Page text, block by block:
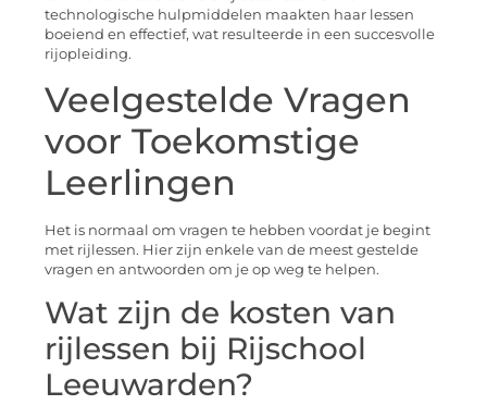
technologische hulpmiddelen maakten haar lessen
boeiend en effectief, wat resulteerde in een succesvolle
rijopleiding.
Veelgestelde Vragen
voor Toekomstige
Leerlingen
Het is normaal om vragen te hebben voordat je begint
met rijlessen. Hier zijn enkele van de meest gestelde
vragen en antwoorden om je op weg te helpen.
Wat zijn de kosten van
rijlessen bij Rijschool
Leeuwarden?